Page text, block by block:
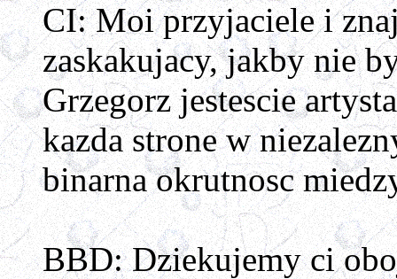
CI: Moi przyjaciele i
zaskakujacy, jakby nie
Grzegorz jestescie
kazda strone w
binarna okrutnosc
BBD: Dziekujemy ci